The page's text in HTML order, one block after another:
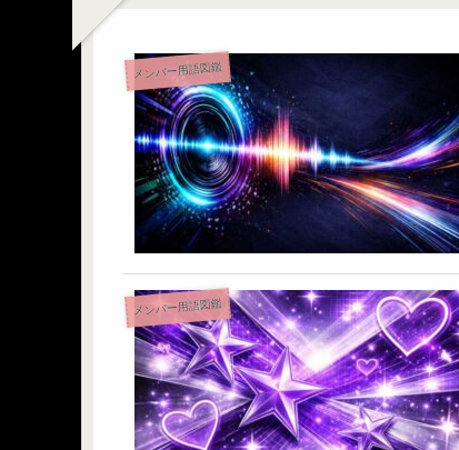
メンバー用語図鑑
メンバー用語図鑑